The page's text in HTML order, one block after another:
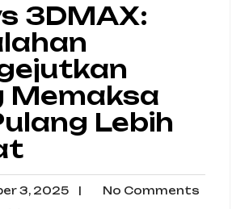
3DMAX:
Memaksa
Lebih
3, 2025December
| No CommentsNo